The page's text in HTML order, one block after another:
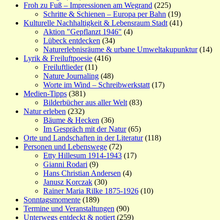
Froh zu Fuß – Impressionen am Wegrand (225)
Schritte & Schienen – Europa per Bahn (19)
Kulturelle Nachhaltigkeit & Lebensraum Stadt (41)
Aktion "Gepflanzt 1946" (4)
Lübeck entdecken (34)
Naturerlebnisräume & urbane Umweltakupunktur(14)
Lyrik & Freiluftpoesie (416)
Freiluftlieder(11)
Nature Journaling (48)
Worte im Wind – Schreibwerkstatt (17)
Medien-Tipps (381)
Bilderbücher aus aller Welt (83)
Natur erleben (232)
Bäume & Hecken (36)
Im Gespräch mit der Natur(65)
Orte und Landschaften in der Literatur(118)
Personen und Lebenswege (72)
Etty Hillesum 1914-1943 (17)
Gianni Rodari (9)
Hans Christian Andersen (4)
Janusz Korczak (30)
Rainer Maria Rilke 1875-1926 (10)
Sonntagsmomente (189)
Termine und Veranstaltungen (90)
Unterwegs entdeckt & notiert (259)